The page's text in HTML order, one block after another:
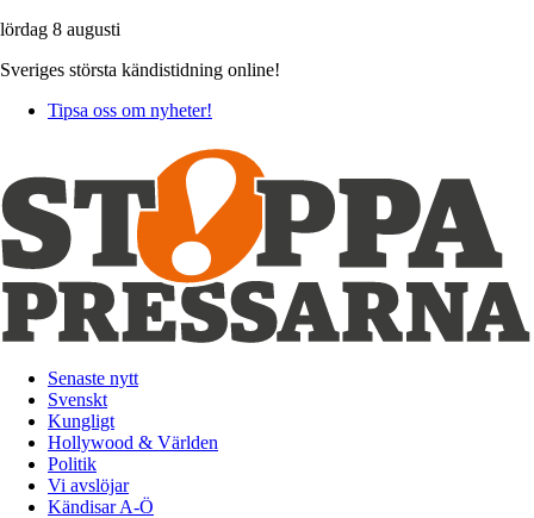
lördag 8 augusti
Sveriges största kändistidning online!
Tipsa oss om nyheter!
Senaste nytt
Svenskt
Kungligt
Hollywood & Världen
Politik
Vi avslöjar
Kändisar A-Ö